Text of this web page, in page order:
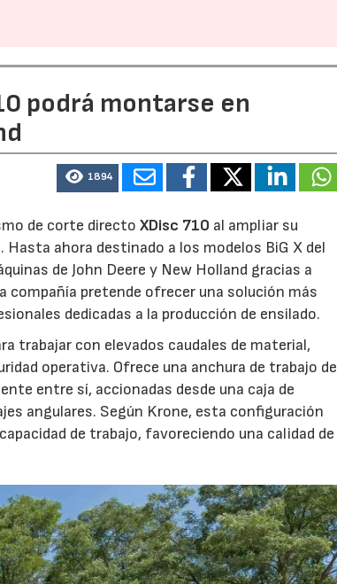
podrá montarse en
1894
de corte directoXDisc 710 al ampliar su
ahora destinado a los modelos BiG X del
de John Deere y New Holland gracias a
compañía pretende ofrecer una solución más
dedicadas a la producción de ensilado.
trabajar con elevados caudales de material,
operativa. Ofrece una anchura de trabajo de
entre sí, accionadas desde una caja de
angulares. Según Krone, esta configuración
de trabajo, favoreciendo una calidad de